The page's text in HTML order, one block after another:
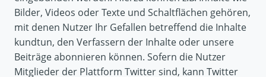
Bilder, Videos oder Texte und Schaltflächen gehören,
mit denen Nutzer Ihr Gefallen betreffend die Inhalte
kundtun, den Verfassern der Inhalte oder unsere
Beiträge abonnieren können. Sofern die Nutzer
Mitglieder der Plattform Twitter sind, kann Twitter